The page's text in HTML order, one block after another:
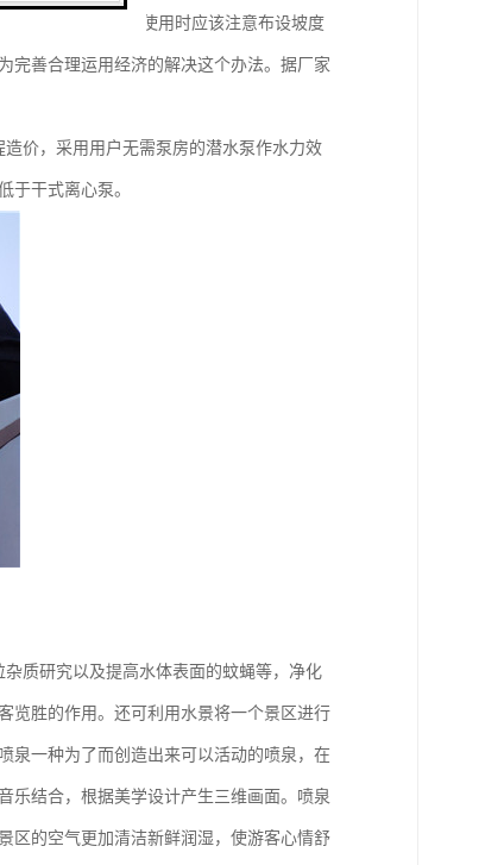
在池底板下（北方使用时应该注意布设坡度
完善合理运用经济的解决这个办法。据厂家
价，采用用户无需泵房的潜水泵作水力效
于干式离心泵。
质研究以及提高水体表面的蚊蝇等，净化
览胜的作用。还可利用水景将一个景区进行
泉一种为了而创造出来可以活动的喷泉，在
乐结合，根据美学设计产生三维画面。喷泉
区的空气更加清洁新鲜润湿，使游客心情舒